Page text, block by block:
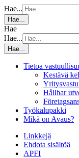
Hae...
Hae...
Hae
Hae...
Hae...
Tietoa
Kestävä
Hållbar
Työkalupakki
Mikä on Avaus?
Linkkejä
Ehdota sisältöä
APFI